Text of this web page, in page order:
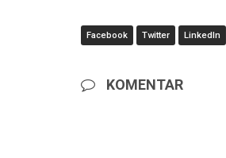
Facebook Twitter LinkedIn
KOMENTAR